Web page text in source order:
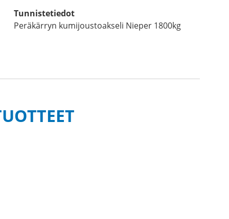
Tunnistetiedot
Peräkärryn kumijoustoakseli Nieper 1800kg